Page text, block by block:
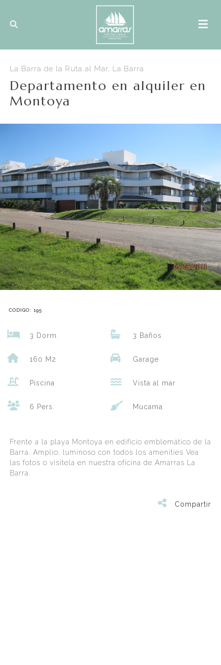
La Barra de la Ruta al Mar, La Barra
Departamento en alquiler en
Montoya
CODIGO: 195
3 Dorm. 3 Baños
160 M2 Garage
Piscina Vista al mar
6 Pers. Mucama
Frente a la playa Montoya en edificio emblemático de la
Barra. Amplio, luminoso con todos los amenities Vea
las fotos o visitela en nuestra oficina de Amarras La
Barra.
Compartir